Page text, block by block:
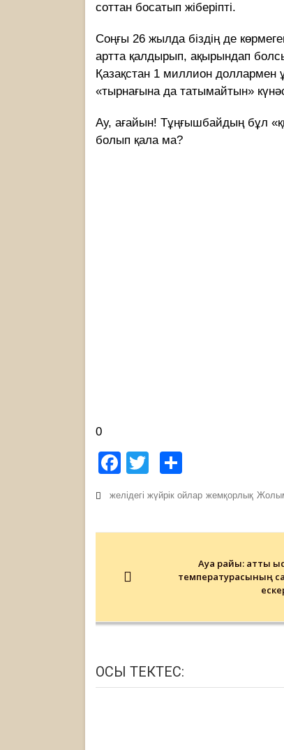
соттан босатып жіберіпті.
Соңғы 26 жылда біздің де
артта қалдырып, ақырындап
Қазақстан 1 миллион доллармен
«тырнағына да татымайтын»
Ау, ағайын! Тұңғышбайдың бұл
болып қала ма?
0
Facebook
Twitter
желідегі жүйрік ойлар жемқорлық
Ауа райы: қатты
температурасының
ОСЫ ТЕКТЕС: